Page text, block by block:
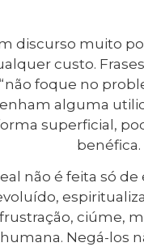
discurso muito
custo.
foque no
alguma
superficial,
benéfica.
não é feita só
ciúme,
Negá-los